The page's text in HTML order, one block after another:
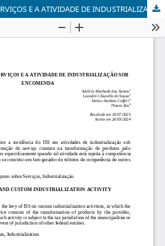
O IMPOSTO SOBRE SERVIÇOS E A ATIVIDADE DE INDUSTRIALIZAÇÃO SOB ENCOMENDA